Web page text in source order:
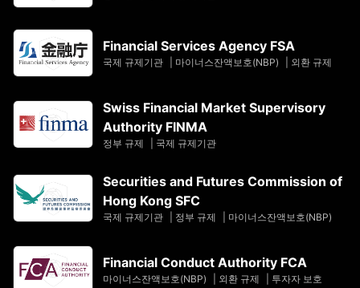
Financial Services Agency FSA
국제 규제기관 마이너스잔액보호(NBP) 외환 규제
Swiss Financial Market Supervisory
Authority FINMA
정부 규제 국제 규제기관
Securities and Futures Commission of
Hong Kong SFC
국제 규제기관 정부 규제 마이너스잔액보호(NBP)
Financial Conduct Authority FCA
마이너스잔액보호(NBP) 외환 규제 투자자 보호